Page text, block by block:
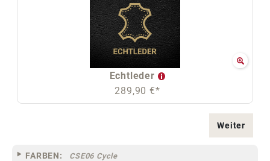
Echtleder
289,90 €*
Weiter
FARBEN: CSE06 Cycle